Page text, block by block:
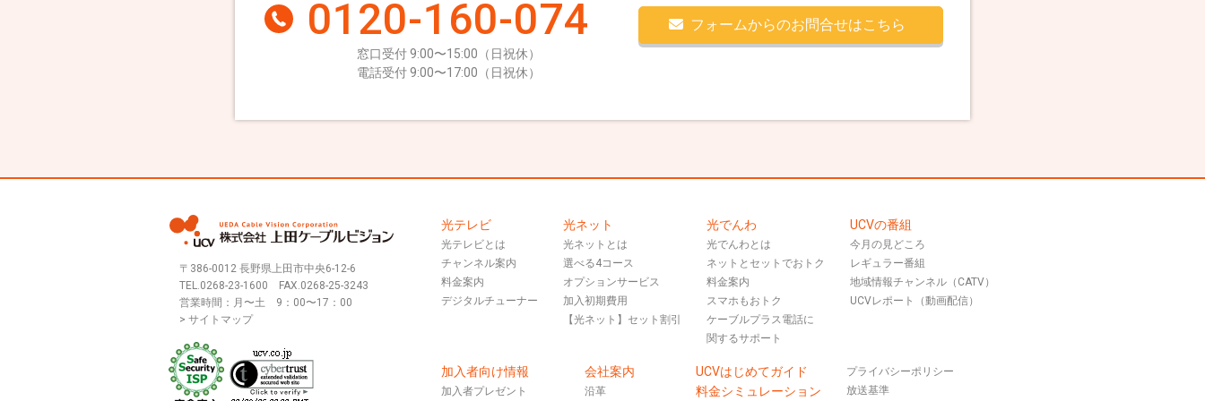
0120-160-074
窓口受付 9:00〜15:00（日祝休）
電話受付 9:00〜17:00（日祝休）
フォームからのお問合せはこちら
〒386-0012 長野県上田市中央6-12-6
TEL.0268-23-1600 FAX.0268-25-3243
営業時間：月〜土 9：00〜17：00
> サイトマップ
光テレビ
光テレビとは
チャンネル案内
料金案内
デジタルチューナー
光ネット
光ネットとは
選べる4コース
オプションサービス
加入初期費用
【光ネット】セット割引
光でんわ
光でんわとは
ネットとセットでおトク
料金案内
スマホもおトク
ケーブルプラス電話に
関するサポート
UCVの番組
今月の見どころ
レギュラー番組
地域情報チャンネル（CATV）
UCVレポート（動画配信）
加入者向け情報
加入者プレゼント
会社案内
沿革
UCVはじめてガイド
料金シミュレーション
プライバシーポリシー
放送基準